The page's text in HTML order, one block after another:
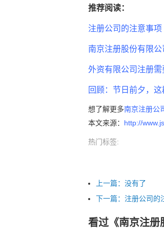
推荐阅读：
注册公司的注意事项
南京注册股份有限公
外资有限公司注册
回顾：节日前夕，
想了解更多南京注册公
本文来源： http://
热门标签:
上一篇： 没有了
下一篇： 注册公司的
看过《南京注册